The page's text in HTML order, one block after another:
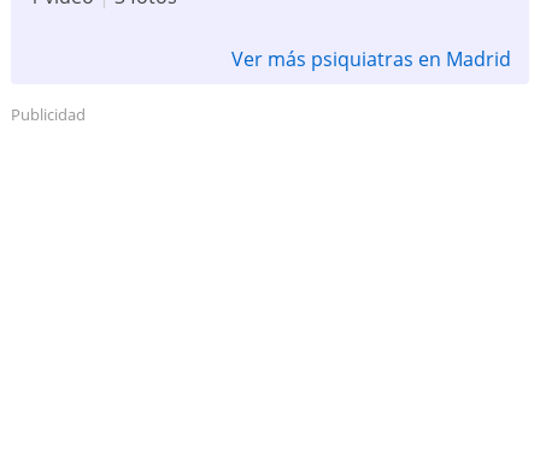
Ver más psiquiatras en Madrid
Publicidad